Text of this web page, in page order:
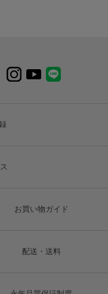
お買い物ガイド
配送・送料